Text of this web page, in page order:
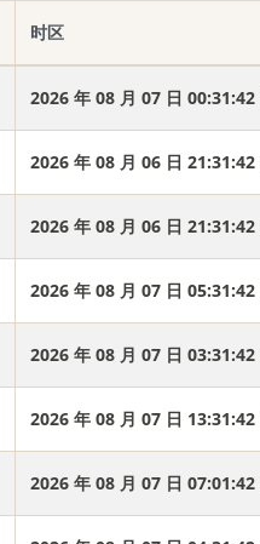
时区
2026 年 08 月 07 日 00:31:43
2026 年 08 月 06 日 21:31:43
2026 年 08 月 06 日 21:31:43
2026 年 08 月 07 日 05:31:43
2026 年 08 月 07 日 03:31:43
2026 年 08 月 07 日 13:31:43
2026 年 08 月 07 日 07:01:43